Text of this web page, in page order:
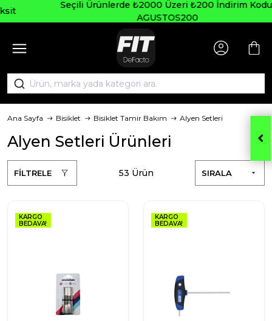
Seçili Ürünlerde ₺2000 Üzeri ₺200 İndirim Kodu:
AGUSTOS200
Ana Sayfa Bisiklet Bisiklet Tamir Bakım Alyen Setleri
Alyen Setleri Ürünleri
FİLTRELE SIRALA
53 Ürün
KARGO
BEDAVA!
KARGO
BEDAVA!